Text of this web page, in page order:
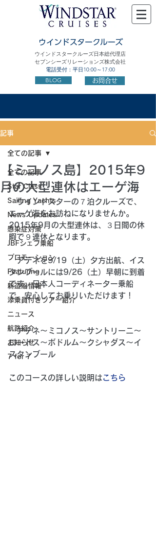
ウインドスタークルーズ
ウインドスタークルーズ日本総代理店
セブンシーズリレーションズ株式会社
電話受付：平日10:00～17:00
BLOG お問合せ
記事
全ての記事
Star Class
Sailing Yachts
News Updates
感染症対策
JBFシェフ乗船
プロモーション
Featuring
新造船情報
添乗員付きツアー紹介
ニュース
航路紹介
お知らせ
7 for 7
全ての記事
【ミコノス島】2015年9
月の大型連休はエーゲ海
ウインドスターの７泊クルーズで、
エーゲ海をお訪ねになりませんか。
2015年9月の大型連休は、３日間の休
暇で９連休となります。
アテネを9/19（土）夕方出航、イス
タンブールには9/26（土）早朝に到着
です。日本人コーディネーター乗船
で、安心してお乗りいただけます！
アテネ～ミコノス～サントリーニ～
ロードス～ボド ルム～クシャダス～イ
スタンブール
このコースの詳しい説明はこちら